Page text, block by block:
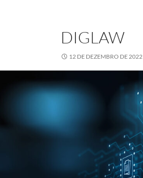
DIGLAW
12 DE DEZEMBRO DE 2022